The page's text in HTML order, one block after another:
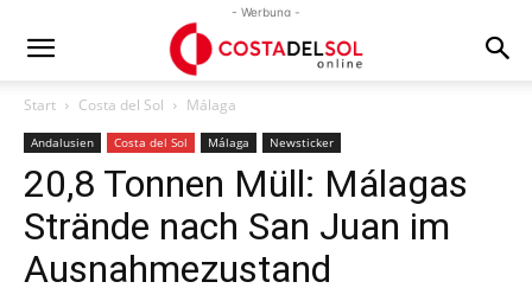
- Werbung -
Start Costa del Sol Málaga
Andalusien Costa del Sol Málaga Newsticker
20,8 Tonnen Müll: Málagas
Strände nach San Juan im
Ausnahmezustand